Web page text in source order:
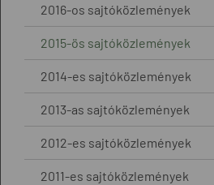
2016-os sajtóközlemények
2015-ös sajtóközlemények
2014-es sajtóközlemények
2013-as sajtóközlemények
2012-es sajtóközlemények
2011-es sajtóközlemények